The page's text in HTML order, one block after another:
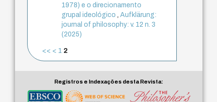
1978) e o direcionamento
grupal ideológico,Aufklärung:
journal of philosophy: v. 12 n. 3
(2025)
<< < 1 2
Registros e Indexações desta Revista: